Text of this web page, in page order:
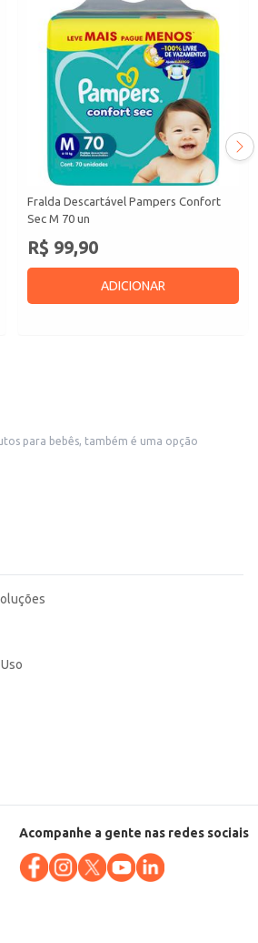
Fralda Descartável Pampers Confort
Sec M 70 un
R$ 99,90
ADICIONAR
Acompanhe a gente nas redes sociais